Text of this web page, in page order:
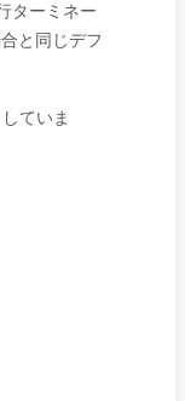
ターミネー
と同じデフ
ていま